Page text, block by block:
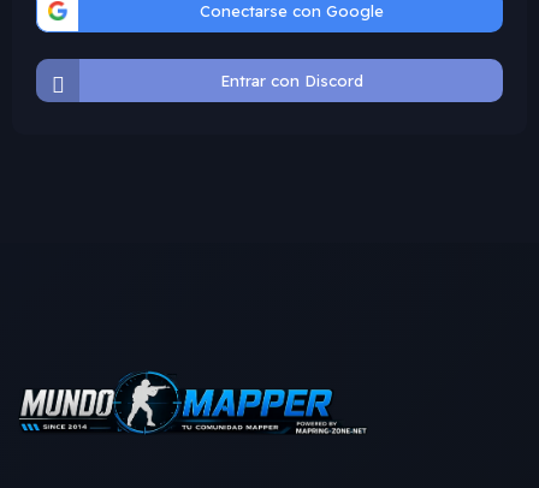
Conectarse con Google
Entrar con Discord